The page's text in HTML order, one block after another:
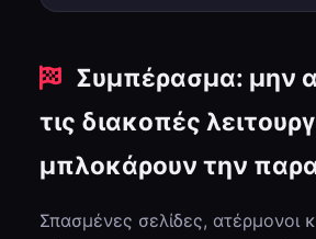
αποφύγετε χαμένο χρόνο.
Συμπέρασμα: μην
τις διακοπές
μπλοκάρουν την
Σπασμένες σελίδες, ατέρμονοι